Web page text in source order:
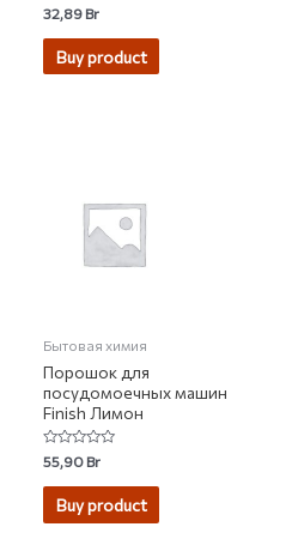
Rated
0
out
32,89Br
Buy product
Бытовая химия
Порошок для
посудомоечных машин
Finish Лимон
Rated
0
out
55,90Br
Buy product